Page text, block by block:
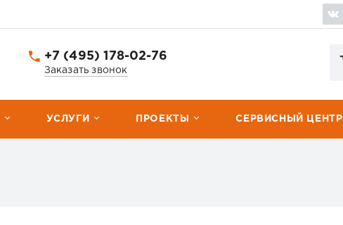
+7 (495) 178-02-76
Заказать звонок
УСЛУГИ ПРОЕКТЫ СЕРВИСНЫЙ ЦЕНТР